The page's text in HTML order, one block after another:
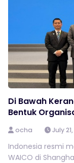
Di Bawah
Bentuk
ocha July
Indonesia resmi
WAICO di